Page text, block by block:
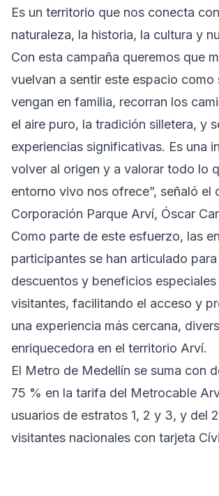
Es un territorio que nos conecta
naturaleza, la historia, la cultura y
Con esta campaña queremos que
vuelvan a sentir este espacio como
vengan en familia, recorran los
el aire puro, la tradición silletera, y
experiencias significativas. Es una
volver al origen y a valorar todo lo
entorno vivo nos ofrece”, señaló el
Corporación Parque Arví, Óscar
Como parte de este esfuerzo, las
participantes se han articulado
descuentos y beneficios especiales
visitantes, facilitando el acceso y
una experiencia más cercana,
enriquecedora en el territorio Arví.
El Metro de Medellín se suma con
75 % en la tarifa del Metrocable
usuarios de estratos 1, 2 y 3, y del
visitantes nacionales con tarjeta